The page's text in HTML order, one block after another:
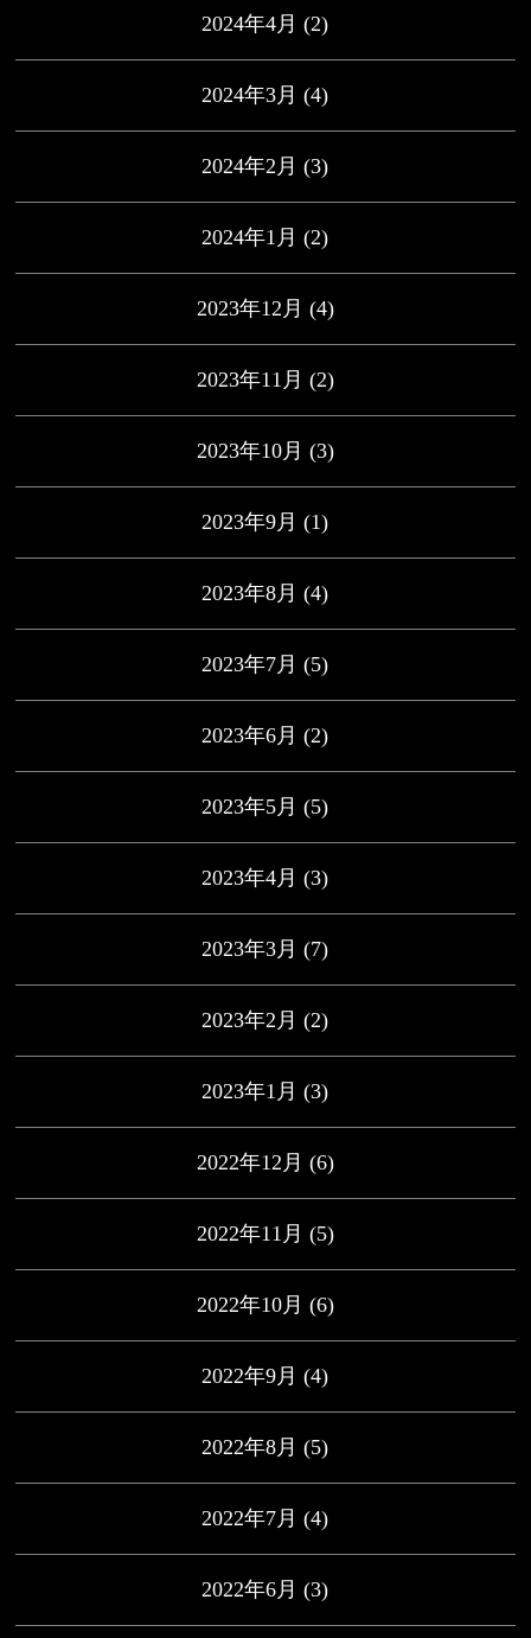
2024年4月 (2)
2024年3月 (4)
2024年2月 (3)
2024年1月 (2)
2023年12月 (4)
2023年11月 (2)
2023年10月 (3)
2023年9月 (1)
2023年8月 (4)
2023年7月 (5)
2023年6月 (2)
2023年5月 (5)
2023年4月 (3)
2023年3月 (7)
2023年2月 (2)
2023年1月 (3)
2022年12月 (6)
2022年11月 (5)
2022年10月 (6)
2022年9月 (4)
2022年8月 (5)
2022年7月 (4)
2022年6月 (3)